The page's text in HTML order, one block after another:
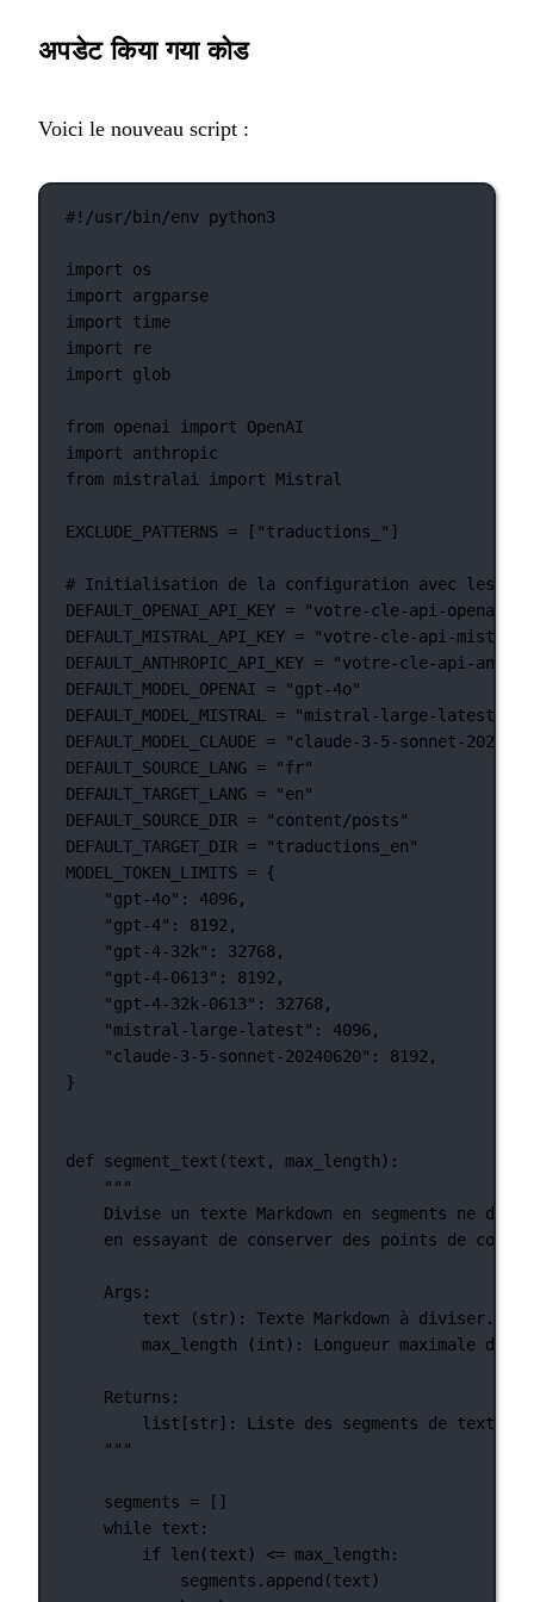
अपडेट किया गया कोड
Voici le nouveau script :
#!/usr/bin/env python3
import os
import argparse
import time
import re
import glob
from openai import OpenAI
import anthropic
from mistralai import Mistral
EXCLUDE_PATTERNS = [ "traductions_" ]
# Initialisation de la configuration avec les
DEFAULT_OPENAI_API_KEY =
"votre-cle-api-openai-
DEFAULT_MISTRAL_API_KEY =
"votre-cle-api-mistral-
DEFAULT_ANTHROPIC_API_KEY =
"votre-cle-api-
DEFAULT_MODEL_OPENAI =
"gpt-4o"
DEFAULT_MODEL_MISTRAL
=
"mistral-large-latest"
DEFAULT_MODEL_CLAUDE =
"claude-3-5-sonnet-
DEFAULT_SOURCE_LANG =
"fr"
DEFAULT_TARGET_LANG =
"en"
DEFAULT_SOURCE_DIR =
"content/posts"
DEFAULT_TARGET_DIR =
"traductions_en"
MODEL_TOKEN_LIMITS = {
"gpt-4o" : 4096,
"gpt-4" : 8192 ,
"gpt-4-32k" : 32768,
"gpt-4-0613" : 8192 ,
"gpt-4-32k-0613" : 32768,
"mistral-large-latest" : 4096,
"claude-3-5-sonnet-20240620" : 8192 ,
}
def segment_text (text, max_length):
"""
Divise un texte Markdown en segments ne
en essayant de conserver des points de
Args:
text (str): Texte Markdown à diviser.
max_length (int): Longueur maximale de
Returns:
list[str]: Liste des segments de texte
"""
segments = []
while text:
if
len (text) <= max_length:
segments.append(text)